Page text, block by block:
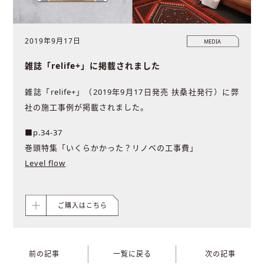
MEDIA
2019年9月17日
雑誌「relife+」に掲載されました
雑誌「relife+」（2019年9月17日発売 扶桑社発行）に弊
社の施工事例が掲載されました。
■p.34-37
巻頭特集「いくらかかった？リノベの工事費」
Level flow
ご購入はこちら
前の記事 一覧に戻る 次の記事